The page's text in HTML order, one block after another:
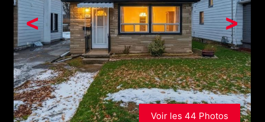
>
<
Voir les 44 Photos